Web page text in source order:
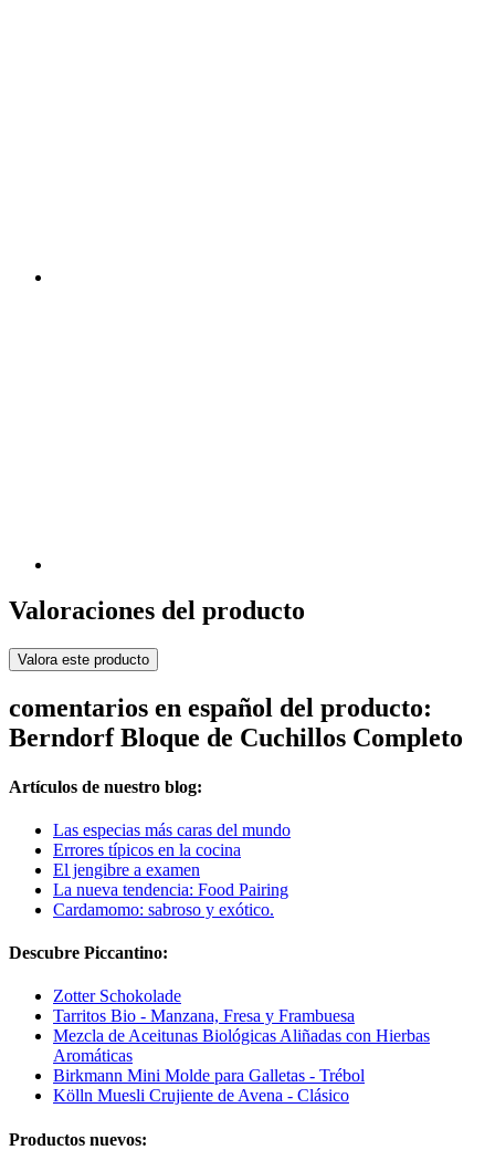
Valoraciones del producto
Valora este producto
comentarios en español del producto:
Berndorf Bloque de Cuchillos Completo
Artículos de nuestro blog:
Las especias más caras del mundo
Errores típicos en la cocina
El jengibre a examen
La nueva tendencia: Food Pairing
Cardamomo: sabroso y exótico.
Descubre Piccantino:
Zotter Schokolade
Tarritos Bio - Manzana, Fresa y Frambuesa
Mezcla de Aceitunas Biológicas Aliñadas con Hierbas
Aromáticas
Birkmann Mini Molde para Galletas - Trébol
Kölln Muesli Crujiente de Avena - Clásico
Productos nuevos: